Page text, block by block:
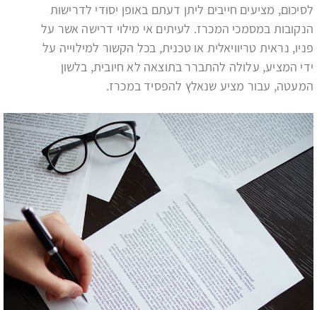
לסיכום, מציעים חייבים ליתן דעתם באופן יסודי לדרישות
הנקובות במסמכי המכרז. לעיתים אי מילוי דרישה אשר על
פניו, נראית טריוויאלית או טכנית, בכל הקשור למילוייה על
ידי המציע, עלולה להתברר בתוצאה לא חיובית, בלשון
המעטה, עבור מציע שנאלץ להפסיד במכרז.